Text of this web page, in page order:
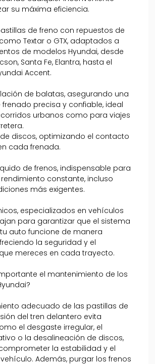
su máxima eficiencia.
de freno con repuestos de
Textar o GTX, adaptados a
de modelos Hyundai, desde
Santa Fe, Elantra, hasta el
Accent.
de balatas, asegurando una
precisa y confiable, ideal
urbanos como para viajes
discos, optimizando el contacto
cada frenada.
de frenos, indispensable para
constante, incluso
más exigentes.
especializados en vehículos
para garantizar que el sistema
auto funcione de manera
la seguridad y el
mereces en cada trayecto.
el mantenimiento de los
adecuado de las pastillas de
del tren delantero evita
el desgaste irregular, el
o la desalineación de discos,
la estabilidad y el
Además, purgar los frenos